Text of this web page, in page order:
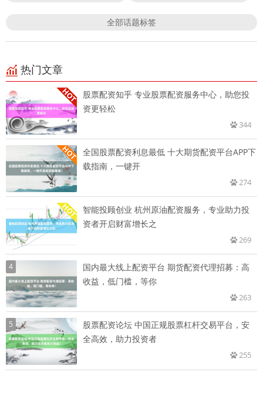
全部话题标签
热门文章
股票配资知乎 专业股票配资服务中心，助您投
资更轻松
344
全国股票配资利息最低 十大期货配资平台APP下
载指南，一键开
274
智能投顾创业 杭州原油配资服务，专业助力投
资者开启财富增长之
269
4
国内最大线上配资平台 期货配资代理招募：高
收益，低门槛，等你
263
5
股票配资论坛 中国正规股票杠杆交易平台，安
全高效，助力投资者
255